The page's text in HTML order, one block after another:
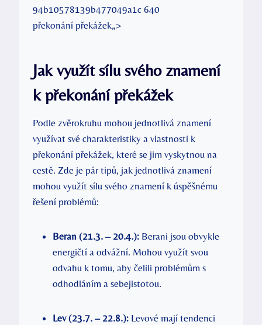
překonání překážek„>
Jak využít sílu svého znamení
k překonání překážek
Podle zvěrokruhu mohou jednotlivá znamení
využívat své charakteristiky a vlastnosti k
překonání překážek, které se jim vyskytnou na
cestě. Zde je pár tipů, jak jednotlivá znamení
mohou využít sílu svého znamení k úspěšnému
řešení problémů:
Beran (21.3. – 20.4.): Berani jsou obvykle
energičtí a odvážní. Mohou využít svou
odvahu k tomu, aby čelili problémům s
odhodláním a sebejistotou.
Lev (23.7. – 22.8.): Levové mají tendenci